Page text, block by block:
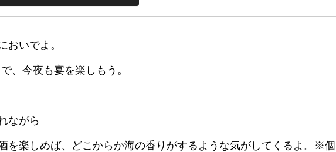
おいでよ。
、今夜も宴を楽しもう。
ながら
を楽しめば、どこからか海の香りがするような気がしてくるよ。※個